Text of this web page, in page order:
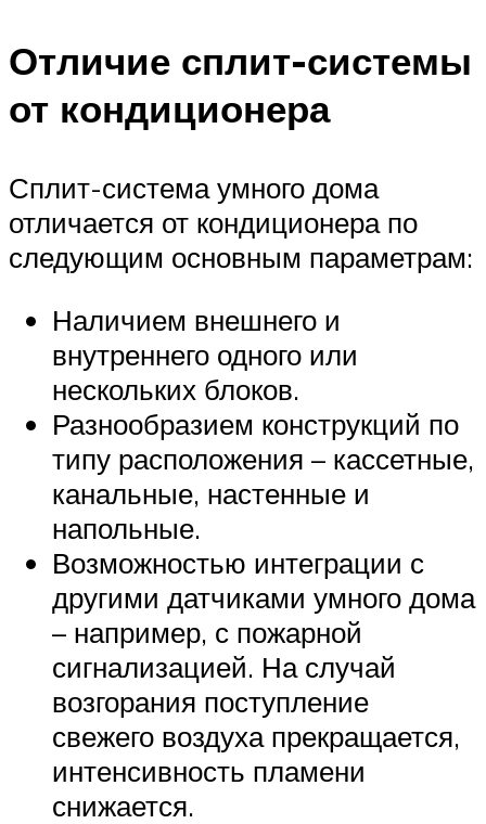
Отличие сплит-системы
от кондиционера
Сплит-система умного дома
отличается от кондиционера по
следующим основным параметрам:
Наличием внешнего и
внутреннего одного или
нескольких блоков.
Разнообразием конструкций по
типу расположения – кассетные,
канальные, настенные и
напольные.
Возможностью интеграции с
другими датчиками умного дома
– например, с пожарной
сигнализацией. На случай
возгорания поступление
свежего воздуха прекращается,
интенсивность пламени
снижается.